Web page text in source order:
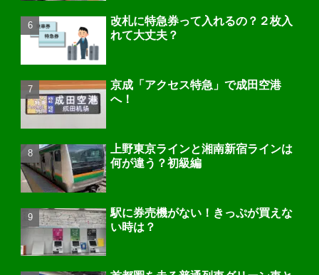
改札に特急券って入れるの？２枚入
れて大丈夫？
京成「アクセス特急」で成田空港
へ！
上野東京ラインと湘南新宿ラインは
何が違う？初級編
駅に券売機がない！きっぷが買えな
い時は？